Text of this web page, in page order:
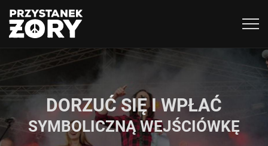
DORZUĆ SIĘ I WPŁAĆ
SYMBOLICZNĄ WEJŚCIÓWKĘ